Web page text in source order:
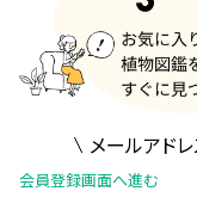
メールアド
会員登録画面へ進む